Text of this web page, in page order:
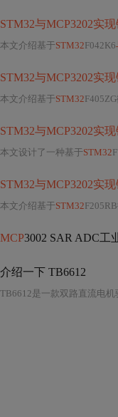
STM32与MCP3202实
本文介绍基于STM32F042K6
STM32与MCP3202实
本文介绍基于STM32
STM32与MCP3202实
本文设计了一种基于STM32
STM32与MCP3202实
本文介绍基于STM32
MCP3002 SAR ADC工
介绍一下 TB6612